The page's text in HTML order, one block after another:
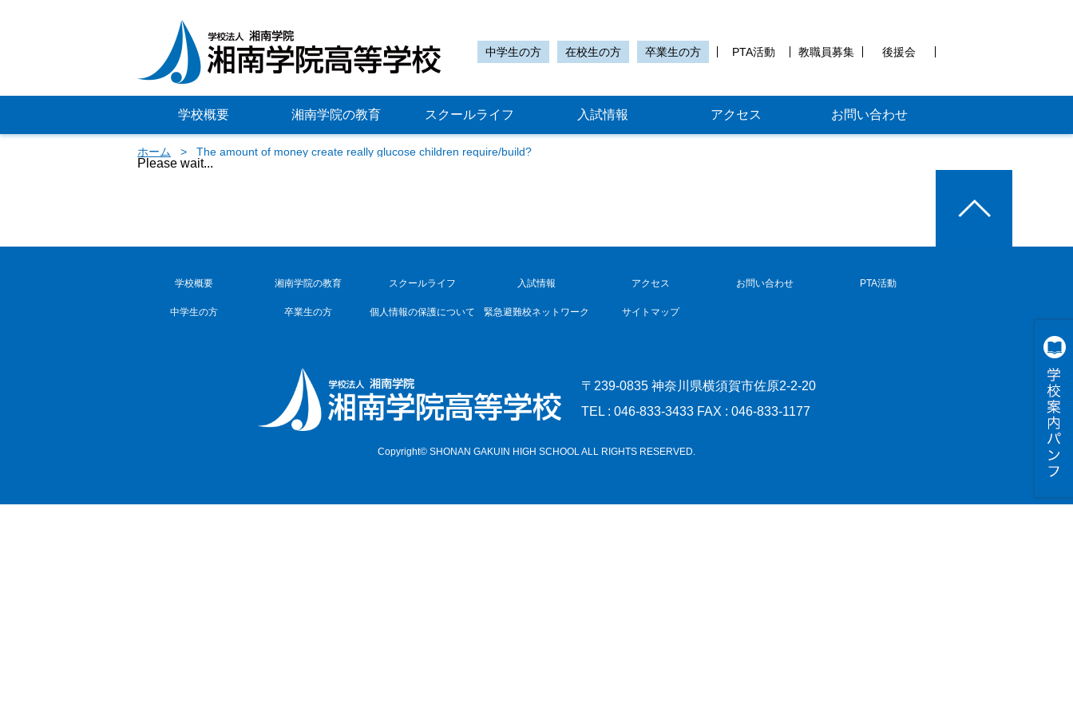
中学生の方 在校生の方 卒業生の方 PTA活動 教職員募集 後援会
学校概要 湘南学院の教育 スクールライフ 入試情報 アクセス お問い合わせ
ホーム The amount of money create really glucose children require/build?
Please wait...
学校概要 湘南学院の教育 スクールライフ 入試情報 アクセス お問い合わせ PTA活動
中学生の方 卒業生の方 個人情報の保護について 緊急避難校ネットワーク サイトマップ
〒239-0835 神奈川県横須賀市佐原2-2-20
TEL : 046-833-3433 FAX : 046-833-1177
Copyright© SHONAN GAKUIN HIGH SCHOOL ALL RIGHTS RESERVED.